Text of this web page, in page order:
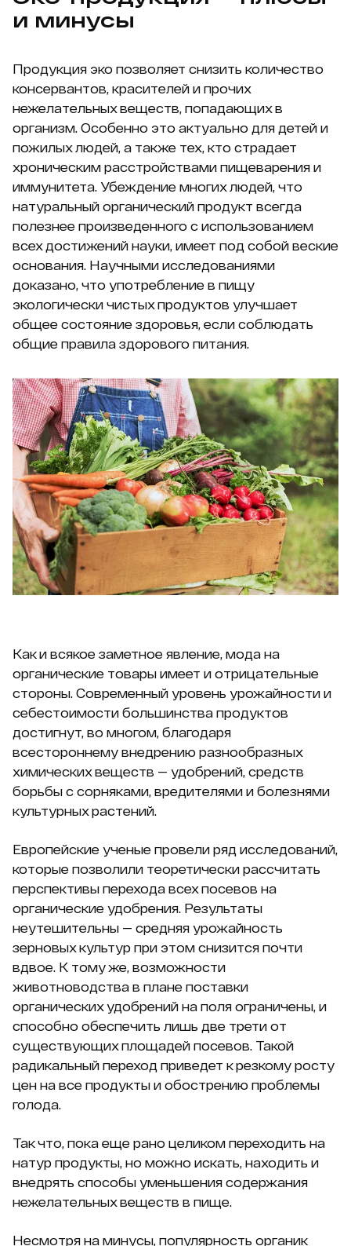
и минусы
Продукция эко позволяет снизить количество
консервантов, красителей и прочих
нежелательных веществ, попадающих в
организм. Особенно это актуально для детей и
пожилых людей, а также тех, кто страдает
хроническим расстройствами пищеварения и
иммунитета. Убеждение многих людей, что
натуральный органический продукт всегда
полезнее произведенного с использованием
всех достижений науки, имеет под собой веские
основания. Научными исследованиями
доказано, что употребление в пищу
экологически чистых продуктов улучшает
общее состояние здоровья, если соблюдать
общие правила здорового питания.
Как и всякое заметное явление, мода на
органические товары имеет и отрицательные
стороны. Современный уровень урожайности и
себестоимости большинства продуктов
достигнут, во многом, благодаря
всестороннему внедрению разнообразных
химических веществ — удобрений, средств
борьбы с сорняками, вредителями и болезнями
культурных растений.
Европейские ученые провели ряд исследований,
которые позволили теоретически рассчитать
перспективы перехода всех посевов на
органические удобрения. Результаты
неутешительны — средняя урожайность
зерновых культур при этом снизится почти
вдвое. К тому же, возможности
животноводства в плане поставки
органических удобрений на поля ограничены, и
способно обеспечить лишь две трети от
существующих площадей посевов. Такой
радикальный переход приведет к резкому росту
цен на все продукты и обострению проблемы
голода.
Так что, пока еще рано целиком переходить на
натур продукты, но можно искать, находить и
внедрять способы уменьшения содержания
нежелательных веществ в пище.
Несмотря на минусы, популярность органик